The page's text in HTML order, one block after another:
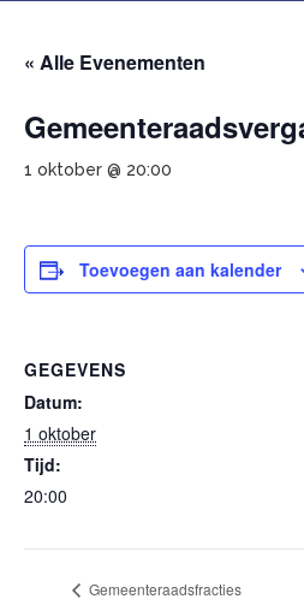
« Alle Evenementen
1 oktober @ 20:00
Toevoegen aan kalender
GEGEVENS
Datum:
1 oktober
Tijd:
20:00
Gemeenteraadsfracties